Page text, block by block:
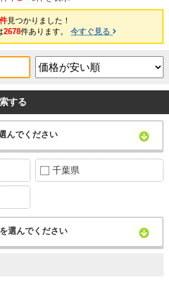
見つかりました！
2678件あります。今すぐ見る
する
んでください
千葉県
選んでください